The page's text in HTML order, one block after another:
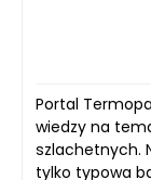
Portal
wiedzy na
szlachetnych.
tylko typowa